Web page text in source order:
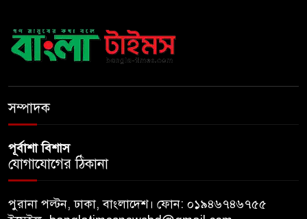
বিজয়ের মানসিকতা নিয়ে বহুদূর
সম্পাদক
পূর্বাশা বিশাস
যোগাযোগের ঠিকানা
পুরানা পল্টন, ঢাকা, বাংলাদেশ। ফোন: ০১৯৪৬৭৪৬৭৫৫